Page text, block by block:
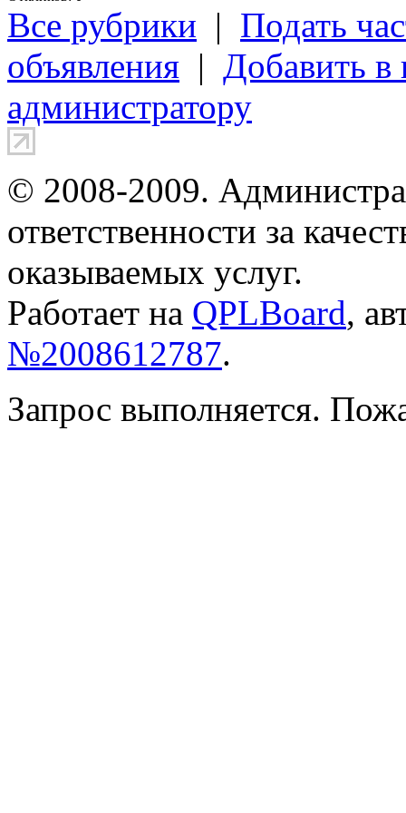
Все рубрики | Подать
объявления | Добавить в
администратору
© 2008-2009.
ответственности за
оказываемых услуг.
Работает на QPLBoard,
№2008612787.
Запрос выполняется.